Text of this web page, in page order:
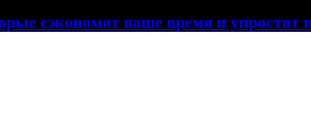
сэкономят ваше время и упростят